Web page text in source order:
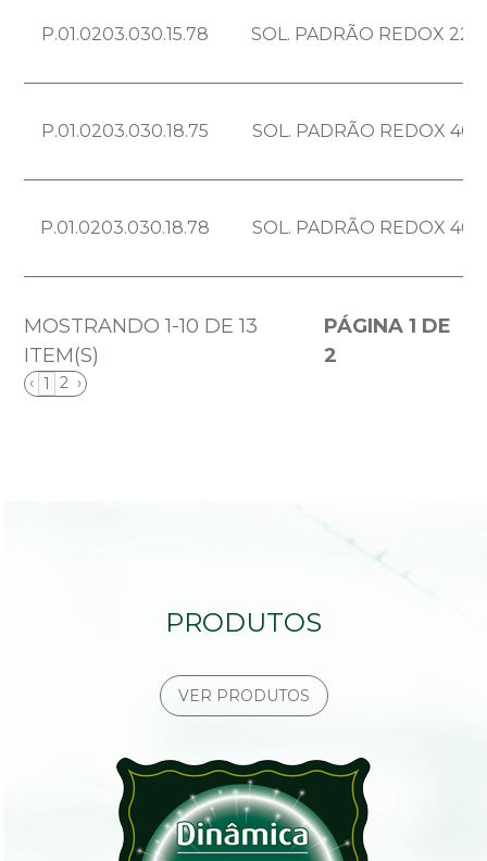
P.01.0203.030.15.78 SOL. PADRÃO REDOX
P.01.0203.030.18.75 SOL. PADRÃO REDOX
P.01.0203.030.18.78 SOL. PADRÃO REDOX
MOSTRANDO 1-10 DE 13
ITEM(S)
PÁGINA 1 DE
2
‹ 1 2 ›
PRODUTOS
VER PRODUTOS